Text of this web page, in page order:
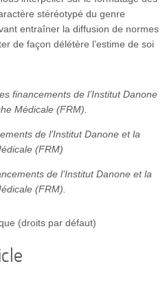
stéréotypé du genre
entraîner la diffusion de normes
de façon délétère l’estime de soi
financements de l’Institut Danone
Médicale (FRM).
de l’Institut Danone et la
(FRM)
de l’Institut Danone et la
(FRM).
(droits par défaut)